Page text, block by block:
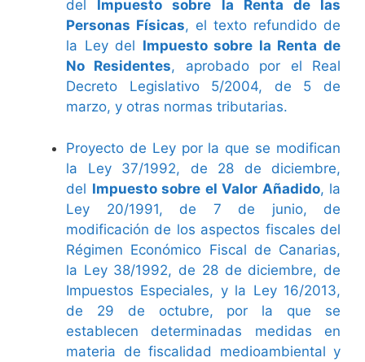
del Impuesto sobre la Renta de las
Personas Físicas, el texto refundido de
la Ley del Impuesto sobre la Renta de
No Residentes, aprobado por el Real
Decreto Legislativo 5/2004, de 5 de
marzo, y otras normas tributarias.
Proyecto de Ley por la que se modifican
la Ley 37/1992, de 28 de diciembre,
del Impuesto sobre el Valor Añadido, la
Ley 20/1991, de 7 de junio, de
modificación de los aspectos fiscales del
Régimen Económico Fiscal de Canarias,
la Ley 38/1992, de 28 de diciembre, de
Impuestos Especiales, y la Ley 16/2013,
de 29 de octubre, por la que se
establecen determinadas medidas en
materia de fiscalidad medioambiental y